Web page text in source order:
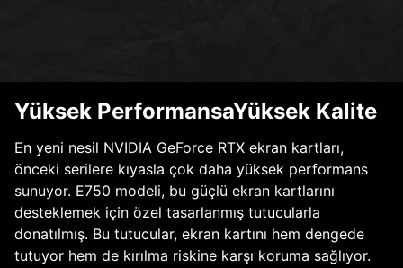
Yüksek PerformansaYüksek Kalite
En yeni nesil NVIDIA GeForce RTX ekran kartları,
önceki serilere kıyasla çok daha yüksek performans
sunuyor. E750 modeli, bu güçlü ekran kartlarını
desteklemek için özel tasarlanmış tutucularla
donatılmış. Bu tutucular, ekran kartını hem dengede
tutuyor hem de kırılma riskine karşı koruma sağlıyor.